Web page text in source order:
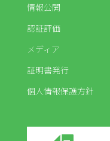
情報公開
認証評価
メディア
証明書発行
個人情報保護方針